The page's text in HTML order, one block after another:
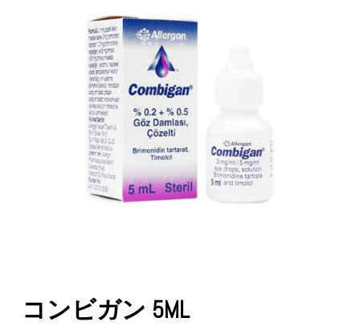
コンビガン 5ML